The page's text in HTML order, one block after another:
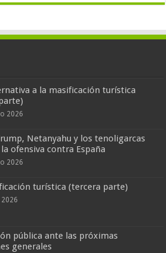
a la masificación turística
2026
Netanyahu y los tenoligarcas
ofensiva contra España
2026
turística (tercera parte)
pública ante las próximas
generales